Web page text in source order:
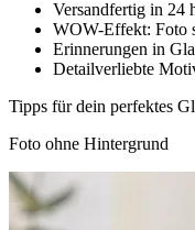
Versandfertig in 24
WOW-Effekt: Foto
Erinnerungen in
Detailverliebte
Tipps für dein perfektes
Foto ohne Hintergrund